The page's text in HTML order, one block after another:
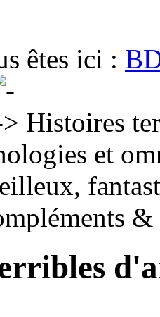
êtes ici :
Histoires
et